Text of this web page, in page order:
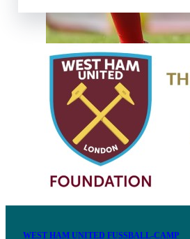
WEST HAM UNITED FUSSBALL-CAMP